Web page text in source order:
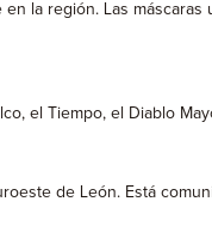
la región. Las
el Tiempo, el Diablo
de León. Está